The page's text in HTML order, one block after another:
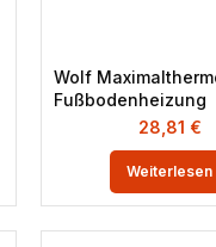
Wolf
Fußbodenheizung
28,81 €
Weiterlesen